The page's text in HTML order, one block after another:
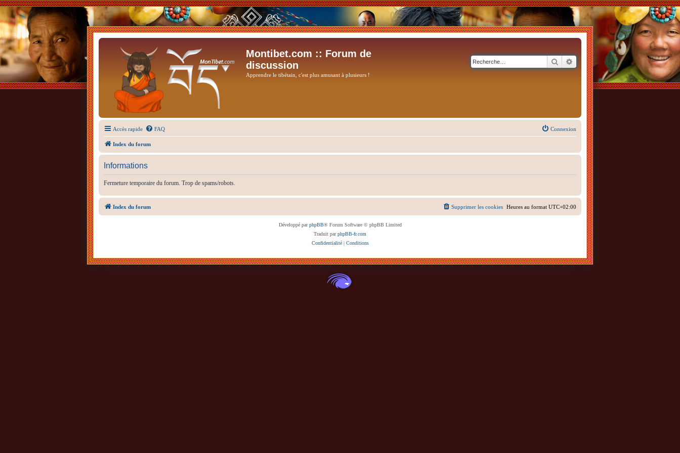
Montibet.com :: Forum de
discussion
Apprendre le tibétain, c'est plus amusant à plusieurs !
RechercherRecherche avancée
Accès rapide FAQ Connexion
Index du forum
Informations
Fermeture temporaire du forum. Trop de spams/robots.
Index du forum Heures au format UTC+02:00
Supprimer les cookies
Développé parphpBB® Forum Software © phpBB Limited
Traduit parphpBB-fr.com
Confidentialité| Conditions